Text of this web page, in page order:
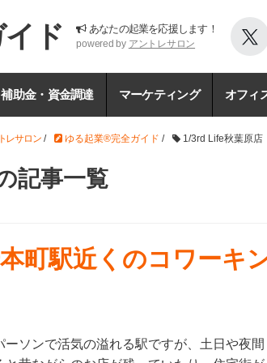
ド あなたの起業を応援します！
powered by アントレサロン
補助金・資金調達 マーケティング オフィ
レサロン/ ゆる起業®完全ガイド / 1/3rd Life秋葉原店
記事一覧
本町駅近くのコワーキ
ソンで活気の溢れる駅ですが、土日や夜間